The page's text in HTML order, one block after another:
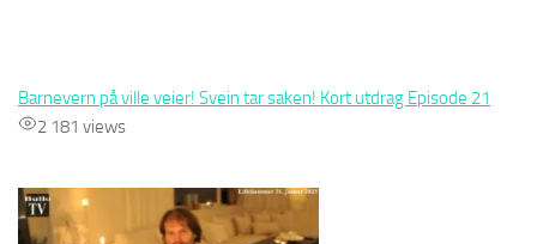
Barnevern på ville veier! Svein tar saken! Kort utdrag Episode 21
2 181 views